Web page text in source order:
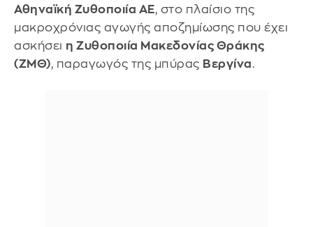
Αθηναϊκή Ζυθοποιία ΑΕ, στο πλαίσιο της
μακροχρόνιας αγωγής αποζημίωσης που έχει
ασκήσει η Ζυθοποιία Μακεδονίας Θράκης
(ΖΜΘ), παραγωγός της μπύρας Βεργίνα.